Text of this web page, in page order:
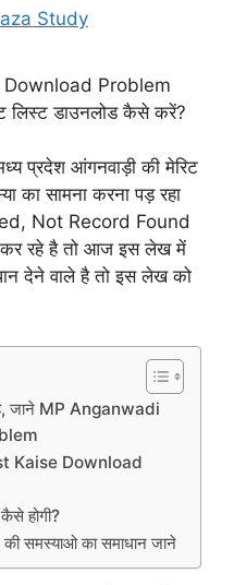
Study
Problem
लिस्ट डाउनलोड कैसे करें?
प्रदेश आंगनवाड़ी की मेरिट
का सामना करना पड़ रहा
Not Record Found
कर रहे है तो आज इस लेख में
देने वाले है तो इस लेख को
है, जाने MP Anganwadi
Kaise Download
होगी?
समस्याओ का समाधान जाने